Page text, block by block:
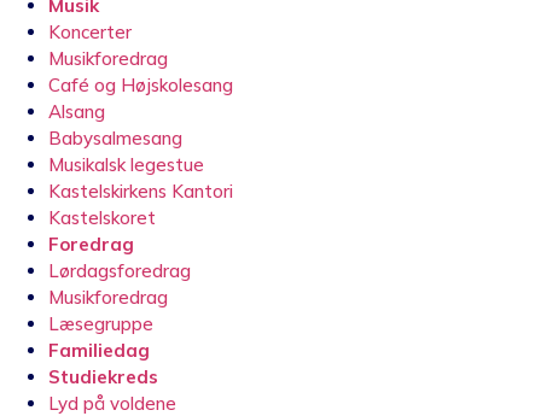
Musik
Koncerter
Musikforedrag
Café og Højskolesang
Alsang
Babysalmesang
Musikalsk legestue
Kastelskirkens Kantori
Kastelskoret
Foredrag
Lørdagsforedrag
Musikforedrag
Læsegruppe
Familiedag
Studiekreds
Lyd på voldene